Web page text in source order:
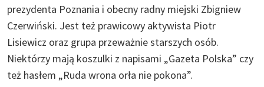
prezydenta Poznania i obecny radny miejski Zbigniew
Czerwiński. Jest też prawicowy aktywista Piotr
Lisiewicz oraz grupa przeważnie starszych osób.
Niektórzy mają koszulki z napisami „Gazeta Polska” czy
też hasłem „Ruda wrona orła nie pokona”.